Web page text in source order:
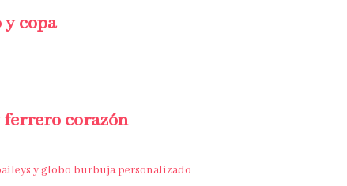
y copa
ferrero corazón